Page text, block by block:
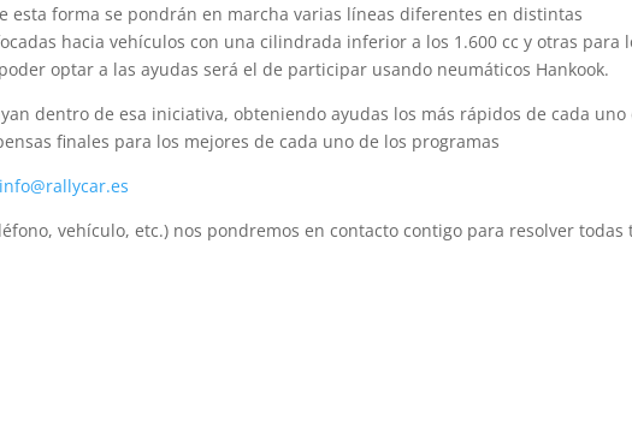
esta forma se pondrán en marcha varias líneas diferentes en distintas
hacia vehículos con una cilindrada inferior a los 1.600 cc y otras para
optar a las ayudas será el de participar usando neumáticos Hankook.
dentro de esa iniciativa, obteniendo ayudas los más rápidos de cada uno
finales para los mejores de cada uno de los programas
info@rallycar.es
vehículo, etc.) nos pondremos en contacto contigo para resolver todas